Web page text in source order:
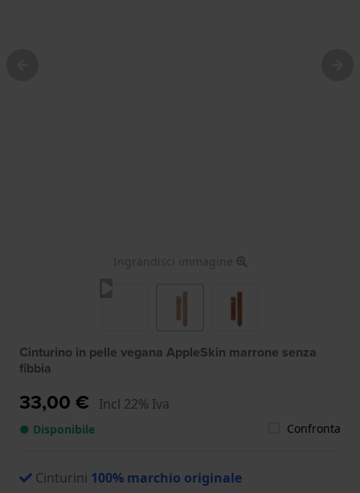
Ingrandisci immagine
Cinturino in pelle vegana AppleSkin marrone senza
fibbia
33,00 € Incl 22% Iva
● Disponibile Confronta
Cinturini 100% marchio originale